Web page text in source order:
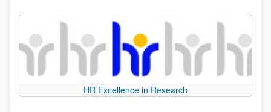
HR Excellence in Research